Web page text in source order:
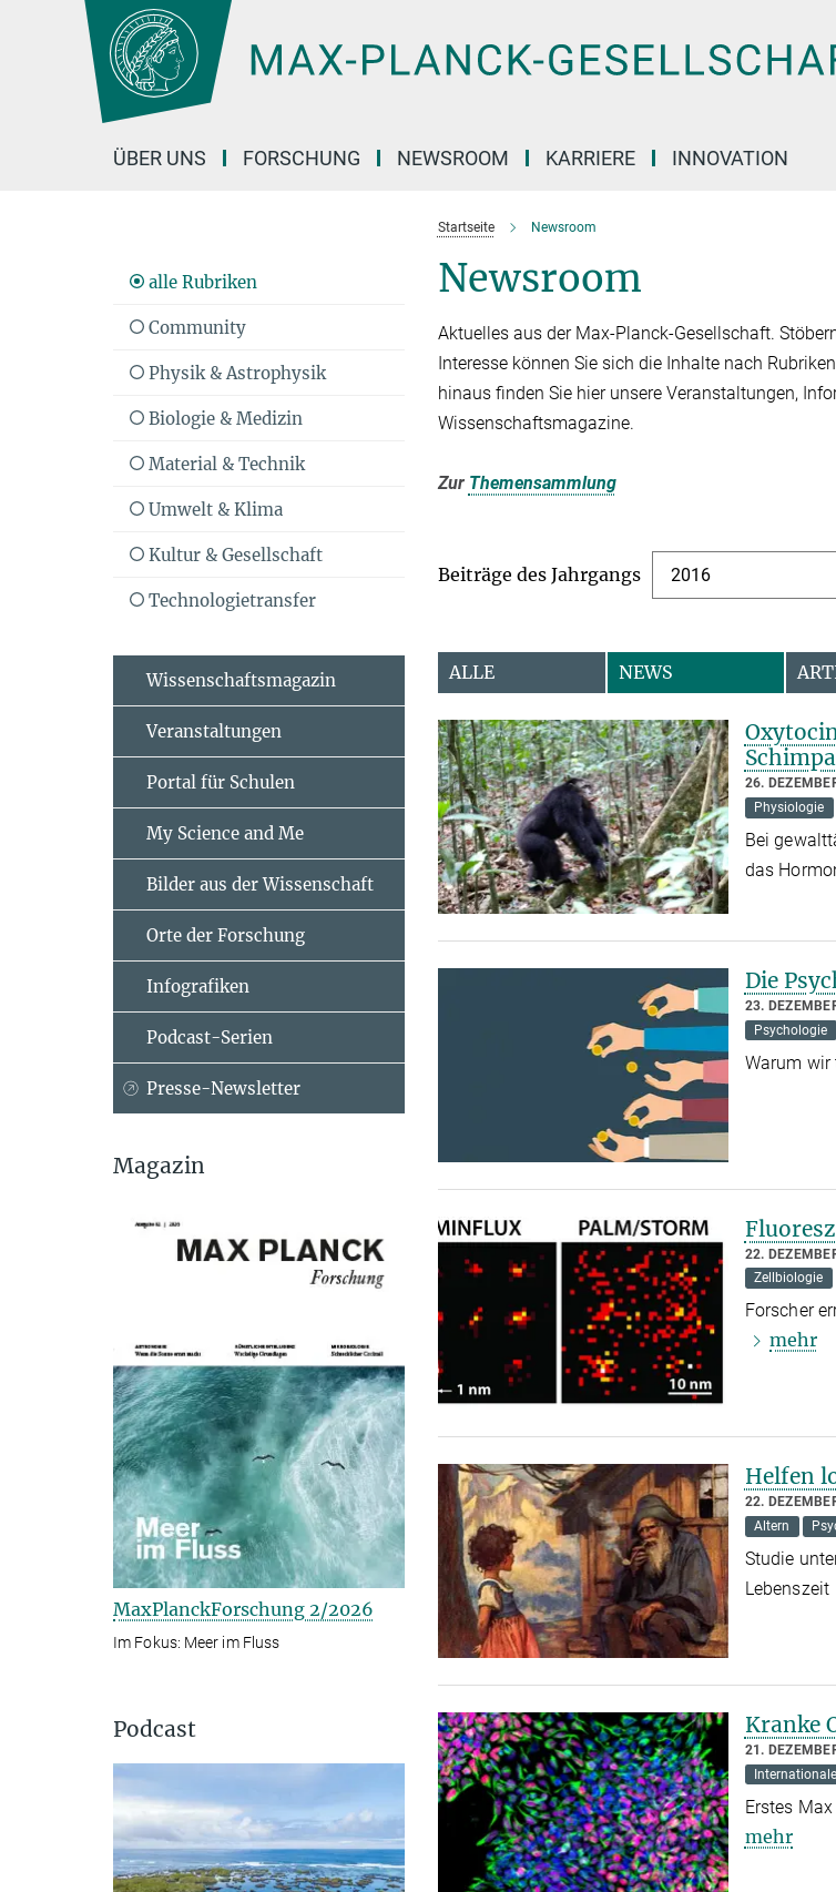
Hauptinhalt
ÜBER UNS FORSCHUNG NEWSROOM KARRIERE INNOVATION
Startseite Newsroom
Newsroom
Aktuelles aus der Max-Planck-Gesellschaft.
Interesse können Sie sich die Inhalte nach
hinaus finden Sie hier unsere Veranstaltungen,
Wissenschaftsmagazine.
Zur Themensammlung
Beiträge des Jahrgangs 2016
ALLE NEWS
26.
Physiologie
Bei
das
Die
23.
Psychologie
Warum wir
22.
Zellbiologie
Forscher
mehr
Helfen
22.
Altern
Studie
Lebenszeit
Kranke
21.
Erstes
mehr
alle Rubriken
Community
Physik & Astrophysik
Biologie & Medizin
Material & Technik
Umwelt & Klima
Kultur & Gesellschaft
Technologietransfer
Wissenschaftsmagazin
Veranstaltungen
Portal für Schulen
My Science and Me
Bilder aus der Wissenschaft
Orte der Forschung
Infografiken
Podcast-Serien
Presse-Newsletter
Magazin
MaxPlanckForschung 2/2026
Im Fokus: Meer im Fluss
Podcast